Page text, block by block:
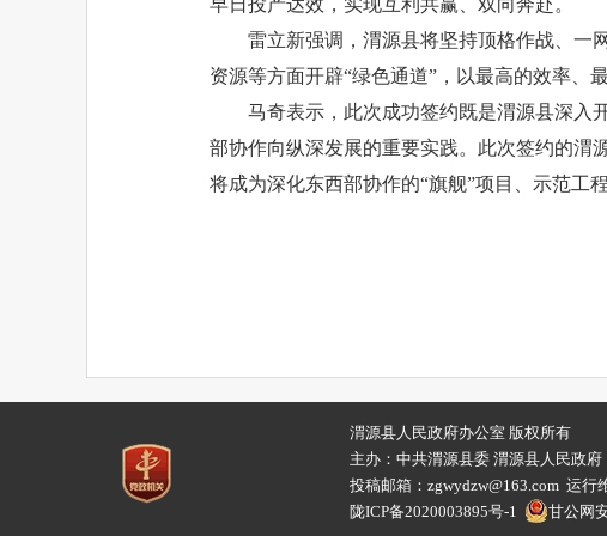
早日投产达效，实现互利共赢、双向奔赴。
雷立新强调，渭源县将坚持顶格作战、一
资源等方面开辟“绿色通道”，以最高的效率、
马奇表示，此次成功签约既是渭源县深入
部协作向纵深发展的重要实践。此次签约的渭
将成为深化东西部协作的“旗舰”项目、示范工
渭源县人民政府办公室 版权所有
主办：中共渭源县委 渭源县人民政
投稿邮箱：zgwydzw@163.com 运行
陇ICP备2020003895号-1
甘公网